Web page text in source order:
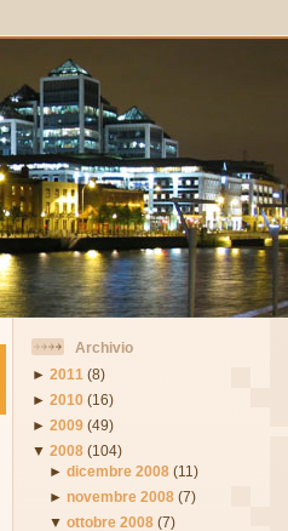
Archivio
► 2011 (8)
► 2010 (16)
► 2009 (49)
▼ 2008 (104)
►dicembre 2008 (11)
►novembre 2008 (7)
▼ottobre 2008 (7)